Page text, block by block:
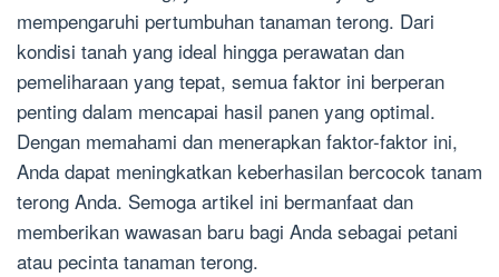
mempengaruhi pertumbuhan tanaman terong. Dari
kondisi tanah yang ideal hingga perawatan dan
pemeliharaan yang tepat, semua faktor ini berperan
penting dalam mencapai hasil panen yang optimal.
Dengan memahami dan menerapkan faktor-faktor ini,
Anda dapat meningkatkan keberhasilan bercocok tanam
terong Anda. Semoga artikel ini bermanfaat dan
memberikan wawasan baru bagi Anda sebagai petani
atau pecinta tanaman terong.